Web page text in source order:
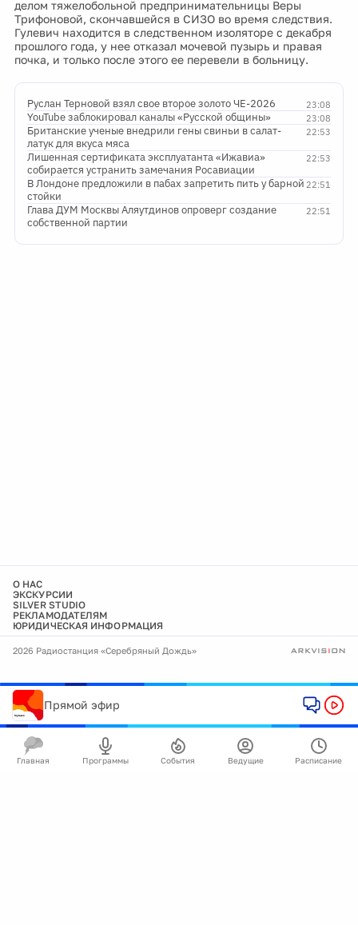
делом тяжелобольной предпринимательницы Веры
Трифоновой, скончавшейся в СИЗО во время следствия.
Гулевич находится в следственном изоляторе с декабря
прошлого года, у нее отказал мочевой пузырь и правая
почка, и только после этого ее перевели в больницу.
23:08
Руслан Терновой взял свое второе золото ЧЕ-2026
23:08
YouTube заблокировал каналы «Русской общины»
22:53
Британские ученые внедрили гены свиньи в салат-
латук для вкуса мяса
22:53
Лишенная сертификата эксплуатанта «Ижавиа»
собирается устранить замечания Росавиации
22:51
В Лондоне предложили в пабах запретить пить у барной
стойки
22:51
Глава ДУМ Москвы Аляутдинов опроверг создание
собственной партии
О НАС
ЭКСКУРСИИ
SILVER STUDIO
РЕКЛАМОДАТЕЛЯМ
ЮРИДИЧЕСКАЯ ИНФОРМАЦИЯ
2026 Радиостанция «Серебряный Дождь»
Прямой эфир
Главная Программы События Ведущие Расписание